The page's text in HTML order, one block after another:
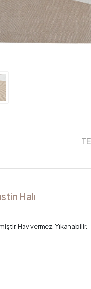
Halı
Hav vermez. Yıkanabilir.